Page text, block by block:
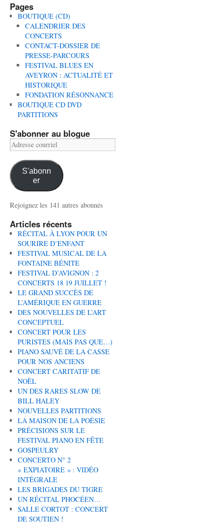
Pages
BOUTIQUE (CD)
CALENDRIER DES
CONCERTS
CONTACT-DOSSIER DE
PRESSE-PARCOURS
FESTIVAL BLUES EN
AVEYRON : ACTUALITÉ ET
HISTORIQUE
FONDATION RÉSONNANCE
BOUTIQUE CD DVD
PARTITIONS
S'abonner au blogue
Adresse
courriel
S'abonn
er
Rejoignez les 141 autres abonnés
Articles récents
RÉCITAL À LYON POUR UN
SOURIRE D’ENFANT
FESTIVAL MUSICAL DE LA
FONTAINE BÉNITE
FESTIVAL D’AVIGNON : 2
CONCERTS 18 19 JUILLET !
LE GRAND SUCCÈS DE
L’AMÉRIQUE EN GUERRE
DES NOUVELLES DE L’ART
CONCEPTUEL
CONCERT POUR LES
PURISTES (MAIS PAS QUE…)
PIANO SAUVÉ DE LA CASSE
POUR NOS ANCIENS
CONCERT CARITATIF DE
NOËL
UN DES RARES SLOW DE
BILL HALEY
NOUVELLES PARTITIONS
LA MAISON DE LA POÉSIE
PRÉCISIONS SUR LE
FESTIVAL PIANO EN FÊTE
GOSPEULRY
CONCERTO N° 2
« EXPIATOIRE » : VIDÉO
INTÉGRALE
LES BRIGADES DU TIGRE
UN RÉCITAL PHOCÉEN…
SALLE CORTOT : CONCERT
DE SOUTIEN !